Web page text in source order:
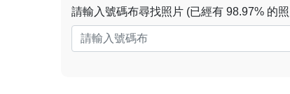
請輸入號碼布尋找照片 (已經有 98.97% 的